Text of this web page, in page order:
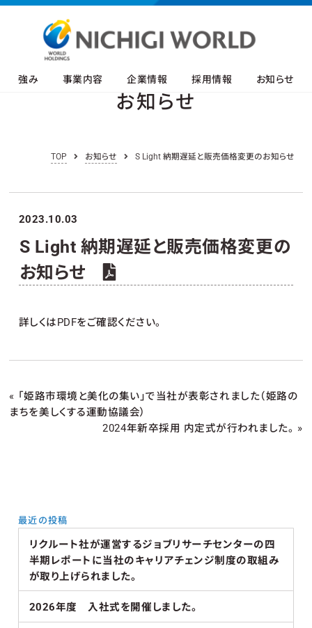
強み 事業内容 企業情報 採用情報 お知らせ
お知らせ
TOP お知らせ S Light 納期遅延と販売価格変更のお知らせ
2023.10.03
S Light 納期遅延と販売価格変更の
お知らせ
詳しくはPDFをご確認ください。
« 「姫路市環境と美化の集い」で当社が表彰されました（姫路の
まちを美しくする運動協議会）
2024年新卒採用 内定式が行われました。 »
最近の投稿
リクルート社が運営するジョブリサーチセンターの四
半期レポートに当社のキャリアチェンジ制度の取組み
が取り上げられました。
2026年度 入社式を開催しました。